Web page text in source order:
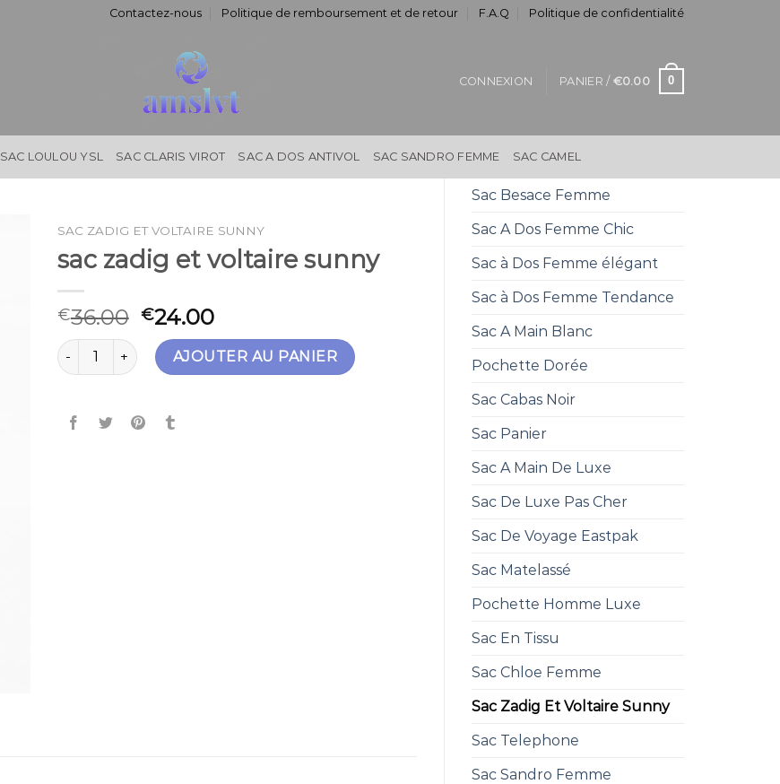
Contactez-nous Politique de remboursement et de retour F.A.Q Politique de confidentialité
CONNEXION PANIER / €0.00 0
SAC LOULOU YSL SAC CLARIS VIROT SAC A DOS ANTIVOL SAC SANDRO FEMME SAC CAMEL
Sac Besace Femme
Sac A Dos Femme Chic
Sac à Dos Femme élégant
Sac à Dos Femme Tendance
Sac A Main Blanc
Pochette Dorée
Sac Cabas Noir
Sac Panier
Sac A Main De Luxe
Sac De Luxe Pas Cher
Sac De Voyage Eastpak
Sac Matelassé
Pochette Homme Luxe
Sac En Tissu
Sac Chloe Femme
Sac Zadig Et Voltaire Sunny
Sac Telephone
Sac Sandro Femme
SAC ZADIG ET VOLTAIRE SUNNY
sac zadig et voltaire sunny
€36.00 €24.00
quantité de sac zadig et voltaire sunny
AJOUTER AU PANIER